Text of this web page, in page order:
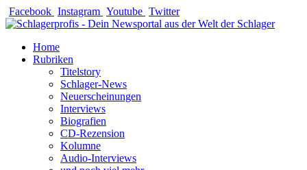
Zum
Inhalt
Facebook Instagram Youtube Twitter
Home
Rubriken
Titelstory
Schlager-News
Neuerscheinungen
Interviews
Biografien
CD-Rezension
Kolumne
Audio-Interviews